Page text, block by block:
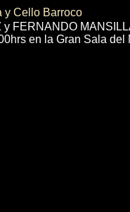
y Cello Barroco
y FERNANDO
en la Gran Sala